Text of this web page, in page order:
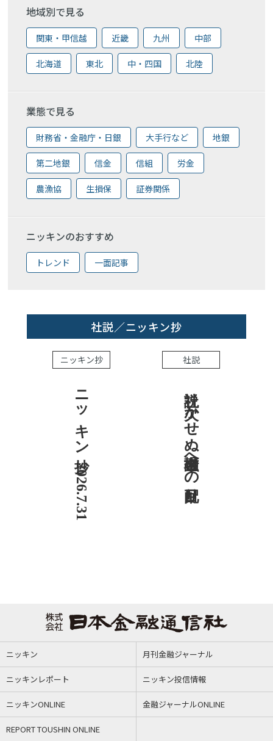
地域別で見る
関東・甲信越 近畿 九州 中部
北海道 東北 中・四国 北陸
業態で見る
財務省・金融庁・日銀 大手行など 地銀
第二地銀 信金 信組 労金
農漁協 生損保 証券関係
ニッキンのおすすめ
トレンド 一面記事
社説／ニッキン抄
ニッキン抄
ニッキン抄 2026.7.31
社説
社説 欠かせぬ金融市場への目配り
ニッキン 月刊金融ジャーナル
ニッキンレポート ニッキン投信情報
ニッキンONLINE 金融ジャーナルONLINE
REPORT TOUSHIN ONLINE